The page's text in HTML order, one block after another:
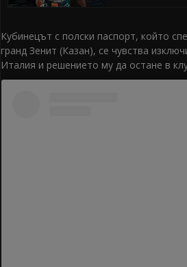
Кубинецът с полски паспорт, който
гранд Зенит (Казан), се чувства
Италия и решението му да остане в